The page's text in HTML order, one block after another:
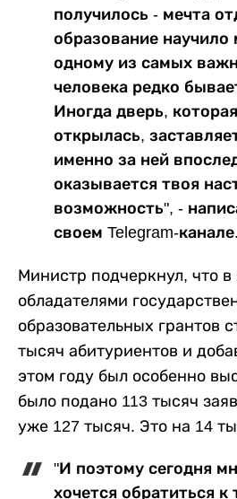
получилось - мечта
образование научило
одному из самых
человека редко
Иногда дверь,
открылась,
именно за ней
оказывается твоя
возможность", -
своем Telegram-канале.
Министр подчеркнул, что в
обладателями
образовательных грантов
тысяч абитуриентов и
этом году был особенно
было подано 113 тысяч
уже 127 тысяч. Это на 14
"И поэтому сегодня
хочется обратиться к